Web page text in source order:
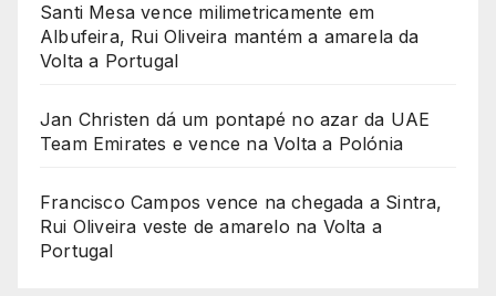
Santi Mesa vence milimetricamente em
Albufeira, Rui Oliveira mantém a amarela da
Volta a Portugal
Jan Christen dá um pontapé no azar da UAE
Team Emirates e vence na Volta a Polónia
Francisco Campos vence na chegada a Sintra,
Rui Oliveira veste de amarelo na Volta a
Portugal